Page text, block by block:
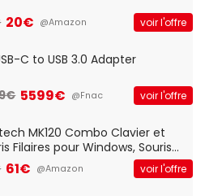
20€ @Amazon voir l'offre
C to USB 3.0 Adapter
5599€ @Fnac voir l'offre
MK120 Combo Clavier et
Filaires pour Windows, Souris
Filaire, Connexion USB Plug
Confortable, Taille
61€ @Amazon voir l'offre